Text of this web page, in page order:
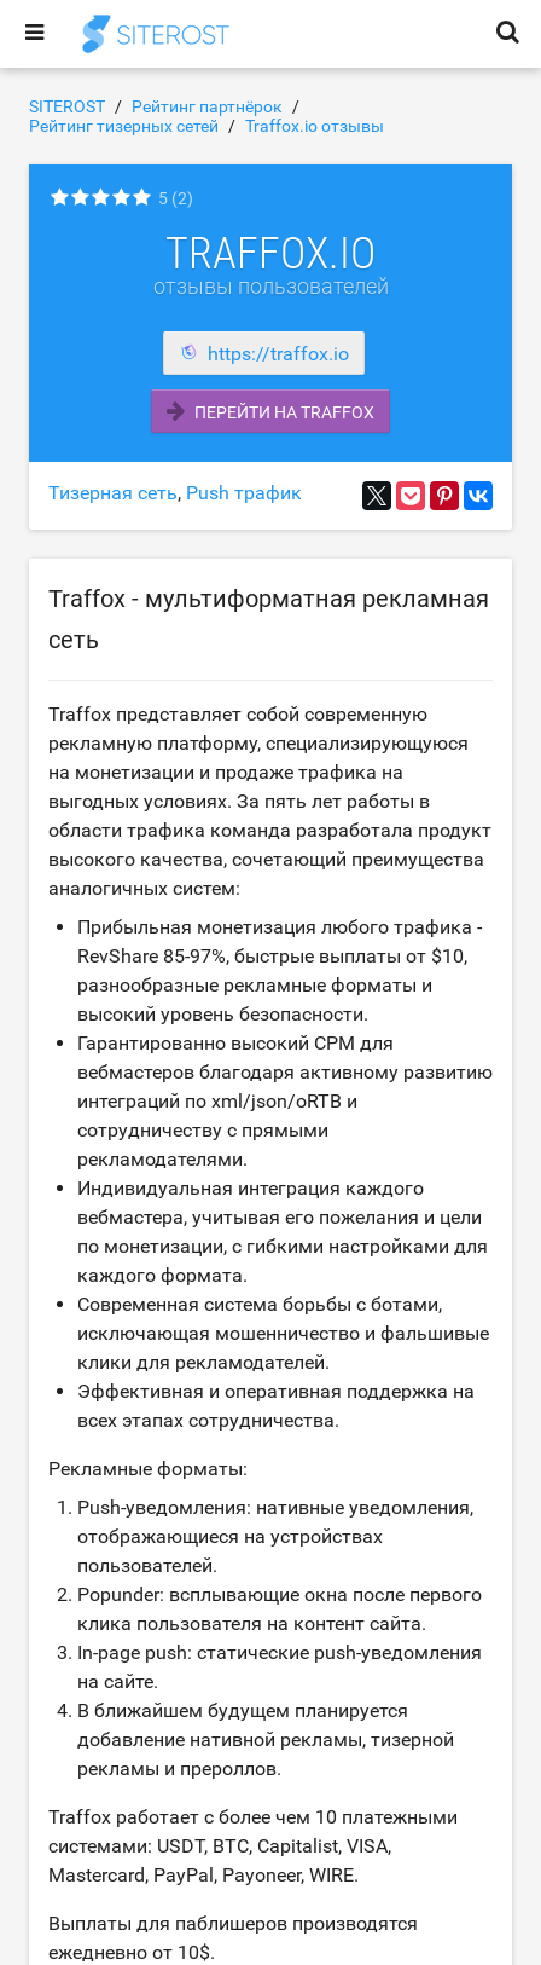
SITEROST
Рейтинг партнёрок
Рейтинг тизерных сетей
Traffox.io отзывы
5 (2)
TRAFFOX.IO
отзывы пользователей
https://traffox.io
ПЕРЕЙТИ НА TRAFFOX
Тизерная сеть, Push трафик
Traffox - мультиформатная рекламная
сеть
Traffox представляет собой современную
рекламную платформу, специализирующуюся
на монетизации и продаже трафика на
выгодных условиях. За пять лет работы в
области трафика команда разработала продукт
высокого качества, сочетающий преимущества
аналогичных систем:
Прибыльная монетизация любого трафика -
RevShare 85-97%, быстрые выплаты от $10,
разнообразные рекламные форматы и
высокий уровень безопасности.
Гарантированно высокий CPM для
вебмастеров благодаря активному развитию
интеграций по xml/json/oRTB и
сотрудничеству с прямыми
рекламодателями.
Индивидуальная интеграция каждого
вебмастера, учитывая его пожелания и цели
по монетизации, с гибкими настройками для
каждого формата.
Современная система борьбы с ботами,
исключающая мошенничество и фальшивые
клики для рекламодателей.
Эффективная и оперативная поддержка на
всех этапах сотрудничества.
Рекламные форматы:
Push-уведомления: нативные уведомления,
отображающиеся на устройствах
пользователей.
Popunder: всплывающие окна после первого
клика пользователя на контент сайта.
In-page push: статические push-уведомления
на сайте.
В ближайшем будущем планируется
добавление нативной рекламы, тизерной
рекламы и прероллов.
Traffox работает с более чем 10 платежными
системами: USDT, BTC, Capitalist, VISA,
Mastercard, PayPal, Payoneer, WIRE.
Выплаты для паблишеров производятся
ежедневно от 10$.